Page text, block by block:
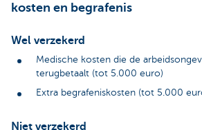
kosten en begrafenis
Wel verzekerd
Medische kosten die de
terugbetaalt (tot 5.000 euro)
Extra begrafeniskosten (tot 5.000
Niet verzekerd